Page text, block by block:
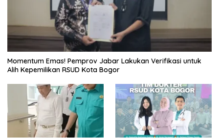
Momentum Emas! Pemprov Jabar Lakukan Verifikasi untuk
Alih Kepemilikan RSUD Kota Bogor